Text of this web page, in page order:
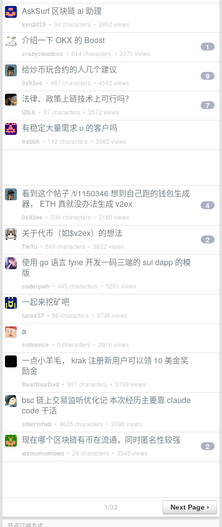
AskSurf 区块链 ai 助理
ken2025 • 94 characters • 2952 views
介绍一下 OKX 的 Boost
crazycloudccc • 614 characters • 3371 views
1
给炒币玩合约的人几个建议
0x93ee • 467 characters • 4592 views
9
法律、政策上链技术上可行吗？
IZILE • 37 characters • 3572 views
7
有稳定大量需求 u 的客户吗
lrabbit • 112 characters • 3082 views
看到这个帖子 /t/1150346 想到自己跑的钱包生成
器， ETH 真就没办法生成 v2ex
0x93ee • 505 characters • 3180 views
4
关于代币（如$v2ex）的想法
TieYu • 249 characters • 3632 views
2
使用 go 语言 fyne 开发一码三端的 sui dapp 的模
版
coderpwh • 445 characters • 3251 views
一起来挖矿吧
lucas57 • 86 characters • 3736 views
a
colinonce • 0 characters • 2916 views
一点小羊毛， krak 注册新用户可以领 10 美金奖
励金
RealYourDad • 307 characters • 3759 views
bsc 链上交易监听优化记 本次经历主要靠 claude
code 干活
albertofwb • 9635 characters • 3396 views
现在哪个区块链有币在流通，同时匿名性较强
wxmomomowx • 24 characters • 3543 views
2
1/32